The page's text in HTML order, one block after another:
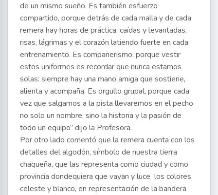
de un mismo sueño. Es también esfuerzo
compartido, porque detrás de cada malla y de cada
remera hay horas de práctica, caídas y levantadas,
risas, lágrimas y el corazón latiendo fuerte en cada
entrenamiento. Es compañerismo, porque vestir
estos uniformes es recordar que nunca estamos
solas: siempre hay una mano amiga que sostiene,
alienta y acompaña. Es orgullo grupal, porque cada
vez que salgamos a la pista llevaremos en el pecho
no solo un nombre, sino la historia y la pasión de
todo un equipo” dijo la Profesora.
Por otro lado comentó que la remera cuenta con los
detalles del algodón, símbolo de nuestra tierra
chaqueña, que las representa como ciudad y como
provincia dondequiera que vayan y luce los colores
celeste y blanco, en representación de la bandera